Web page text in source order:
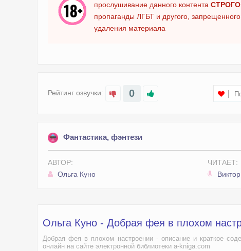
011
020
026
прослушивание данного контента
пропаганды ЛГБТ и другого,
удаления материала
Рейтинг озвучки: 0
Фантастика, фэнтези
АВТОР:
Ольга Куно
ЧИТАЕТ:
Ольга Куно - Добрая фея в плохом
Добрая фея в плохом настроении - описание и краткое
онлайн на сайте электронной библиотеки a-kniga.com